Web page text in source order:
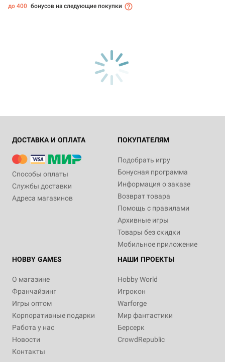
до 400 бонусов на следующие покупки
ДОСТАВКА И ОПЛАТА
Способы оплаты
Службы доставки
Адреса магазинов
ПОКУПАТЕЛЯМ
Подобрать игру
Бонусная программа
Информация о заказе
Возврат товара
Помощь с правилами
Архивные игры
Товары без скидки
Мобильное приложение
HOBBY GAMES
О магазине
Франчайзинг
Игры оптом
Корпоративные подарки
Работа у нас
Новости
Контакты
НАШИ ПРОЕКТЫ
Hobby World
Игрокон
Warforge
Мир фантастики
Берсерк
CrowdRepublic